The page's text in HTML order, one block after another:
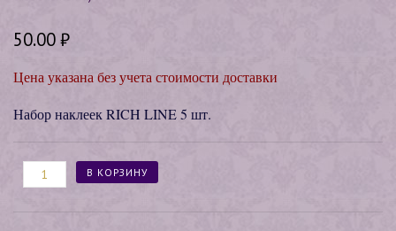
50.00₽
Цена указана без учета стоимости доставки
Набор наклеек RICH LINE 5 шт.
Количество В КОРЗИНУ